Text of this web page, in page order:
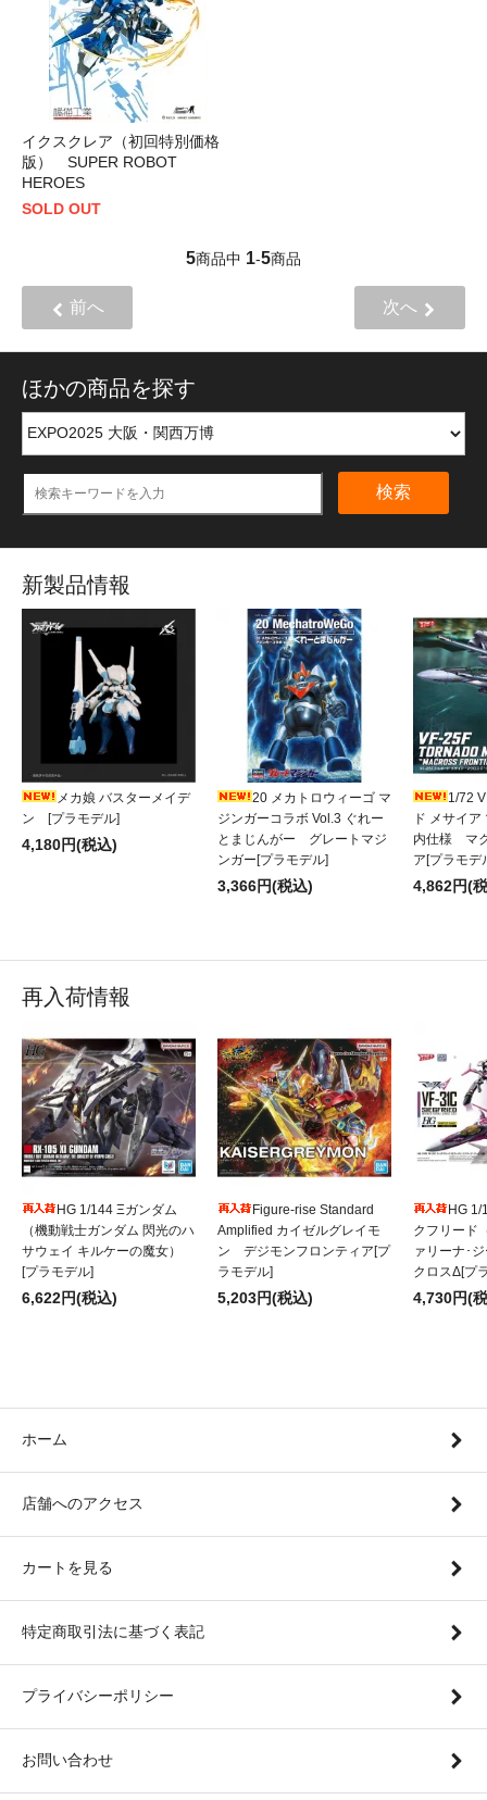
イクスクレア（初回特別価格
版） SUPER ROBOT
HEROES
SOLD OUT
5商品中 1-5商品
前へ 次へ
ほかの商品を探す
検索
新製品情報
メカ娘 バスターメイデ
ン [プラモデル]
4,180円(税込)
20 メカトロウィーゴ マ
ジンガーコラボ Vol.3 ぐれー
とまじんがー グレートマジ
ンガー[プラモデル]
3,366円(税込)
1/72
ド メサイ
内仕様 マ
ア[プラモデ
4,862円(
再入荷情報
HG 1/144 Ξガンダム
（機動戦士ガンダム 閃光のハ
サウェイ キルケーの魔女）
[プラモデル]
6,622円(税込)
Figure-rise Standard
Amplified カイゼルグレイモ
ン デジモンフロンティア[プ
ラモデル]
5,203円(税込)
HG 1/
クフリード
ァリーナ･
クロスΔ[プ
4,730円(
ホーム
店舗へのアクセス
カートを見る
特定商取引法に基づく表記
プライバシーポリシー
お問い合わせ